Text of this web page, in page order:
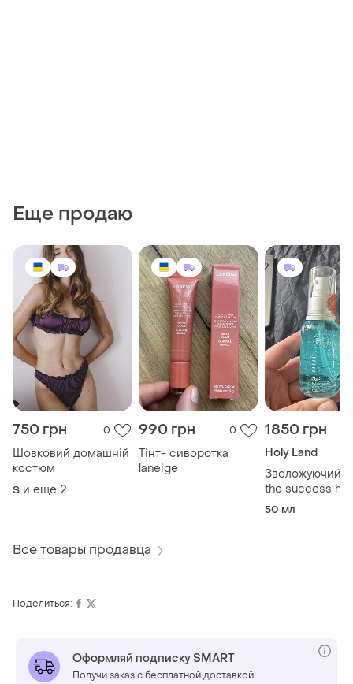
Еще продаю
750 грн 0
Шовковий домашній
костюм
S и еще 2
990 грн 0
Тінт- сиворотка
laneige
1850 грн
Holy Land
Зволожуючий
the success h₂o
magic moist
50 мл
Все товары продавца
Поделиться:
Оформляй подписку SMART
Получи заказ с бесплатной доставкой